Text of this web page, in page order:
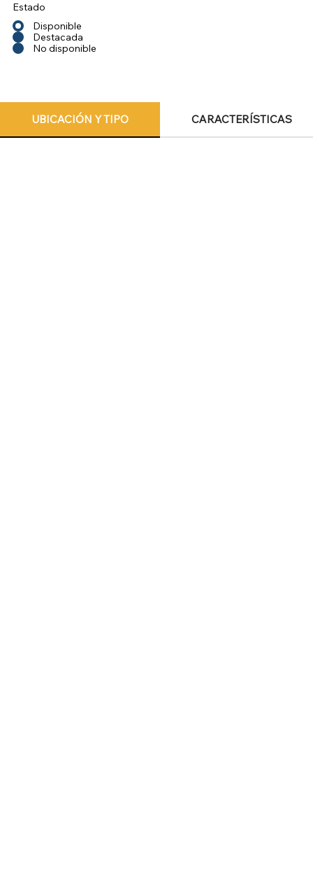
Estado
Disponible
Destacada
No disponible
UBICACIÓN Y TIPO CARACTERÍSTICAS